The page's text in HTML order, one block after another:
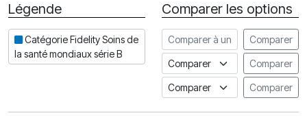
Date
Légende
Catégorie Fidelity Soins de
la santé mondiaux série B
Comparer les options
Comparer à un autre fonds
Comparer
Comparer à un indiceComparer
Comparer à un Indice de
Comparer